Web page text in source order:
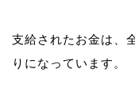
支給されたお金は、
りになっています。